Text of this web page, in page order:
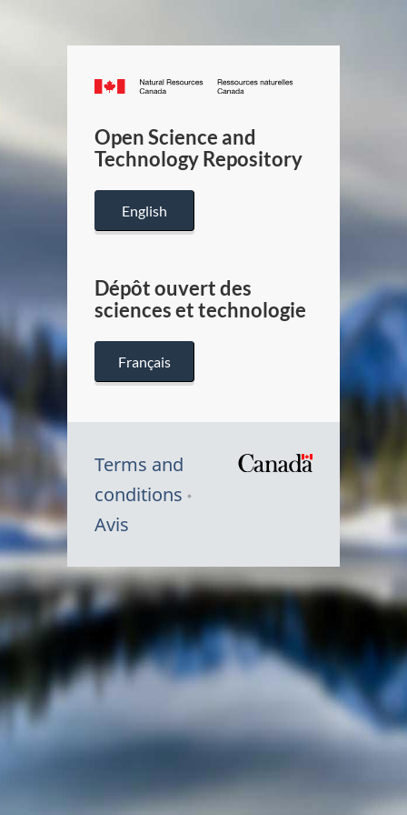
Canada.ca
/
Canada
Open Science and
Technology Repository
English
Dépôt ouvert des
sciences et technologie
Français
Terms and
conditions
Avis
Symbole
du
Canada